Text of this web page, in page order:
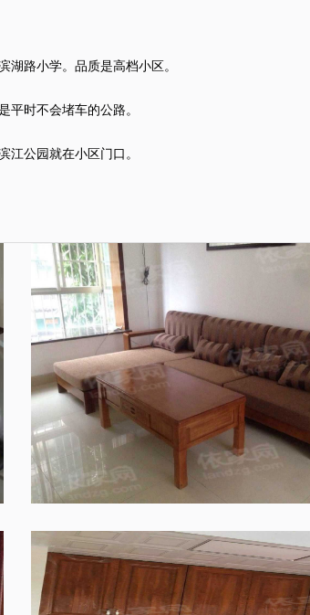
湖路小学。品质是高档小区。
平时不会堵车的公路。
江公园就在小区门口。